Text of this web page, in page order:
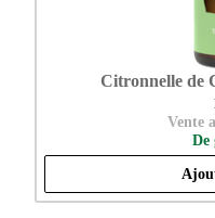
Citronnelle de
Vente
De